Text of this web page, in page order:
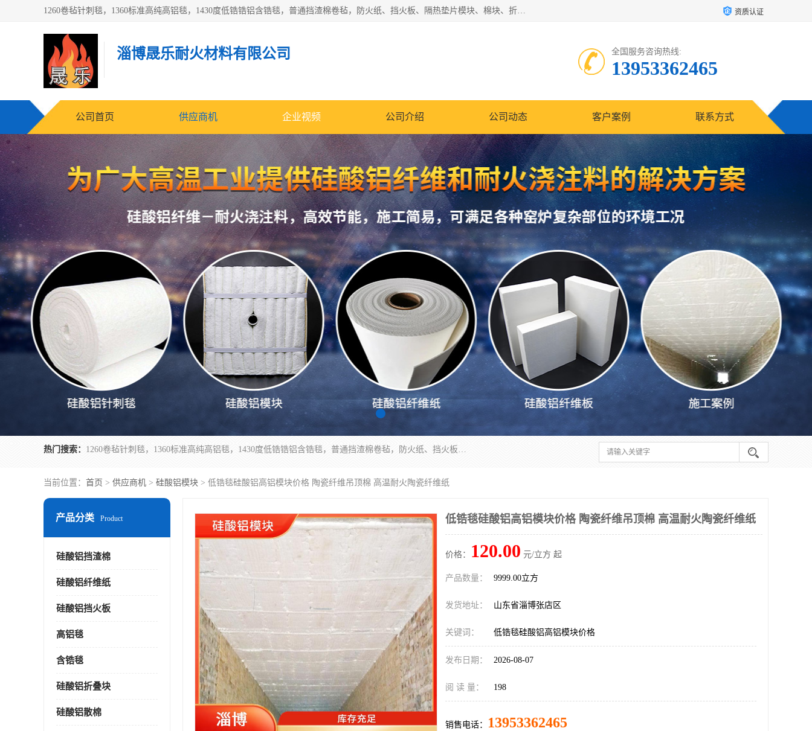
1260卷毡针刺毯，1360标准高纯高铝毯，1430度低锆锆铝含锆毯，普通挡渣棉卷毡，防火纸、挡火板、隔热垫片模块、棉块、折叠块、散棉高温固化剂价格规格密度多少钱图片视频立方平米参数指标 资质认证
淄博晟乐耐火材料有限公司 全国服务咨询热线:
13953362465
公司首页 供应商机 企业视频 公司介绍 公司动态 客户案例 联系方式
热门搜索： 1260卷毡针刺毯，1360标准高纯高铝毯，1430度低锆锆铝含锆毯，普通挡渣棉卷毡，防火纸、挡火板、隔热垫片模块、棉块、折叠块、散棉高温固化剂价格规格密度多少钱图片视频立方平米参数指标
当前位置： 首页 > 供应商机 > 硅酸铝模块 > 低锆毯硅酸铝高铝模块价格 陶瓷纤维吊顶棉 高温耐火陶瓷纤维纸
产品分类 Product
硅酸铝挡渣棉
硅酸铝纤维纸
硅酸铝挡火板
高铝毯
含锆毯
硅酸铝折叠块
硅酸铝散棉
低锆毯硅酸铝高铝模块价格 陶瓷纤维吊顶棉 高温耐火陶瓷纤维纸
价格： 120.00 元/立方 起
产品数量： 9999.00立方
发货地址： 山东省淄博张店区
关键词： 低锆毯硅酸铝高铝模块价格
发布日期： 2026-08-07
阅 读 量： 198
销售电话： 13953362465